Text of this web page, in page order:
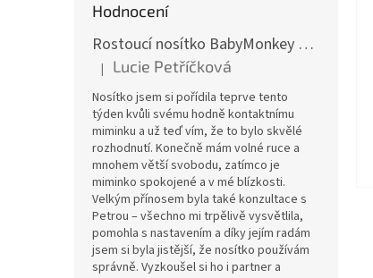
Hodnocení
Rostoucí nosítko BabyMonkey Original Essential - khaki zelené
Hodnocení produktu je 5 z 5 hvězdiček.
| Lucie Petříčková
Nosítko jsem si pořídila teprve tento
týden kvůli svému hodně kontaktnímu
miminku a už teď vím, že to bylo skvělé
rozhodnutí. Konečně mám volné ruce a
mnohem větší svobodu, zatímco je
miminko spokojené a v mé blízkosti.
Velkým přínosem byla také konzultace s
Petrou – všechno mi trpělivě vysvětlila,
pomohla s nastavením a díky jejím radám
jsem si byla jistější, že nosítko používám
správně. Vyzkoušel si ho i partner a